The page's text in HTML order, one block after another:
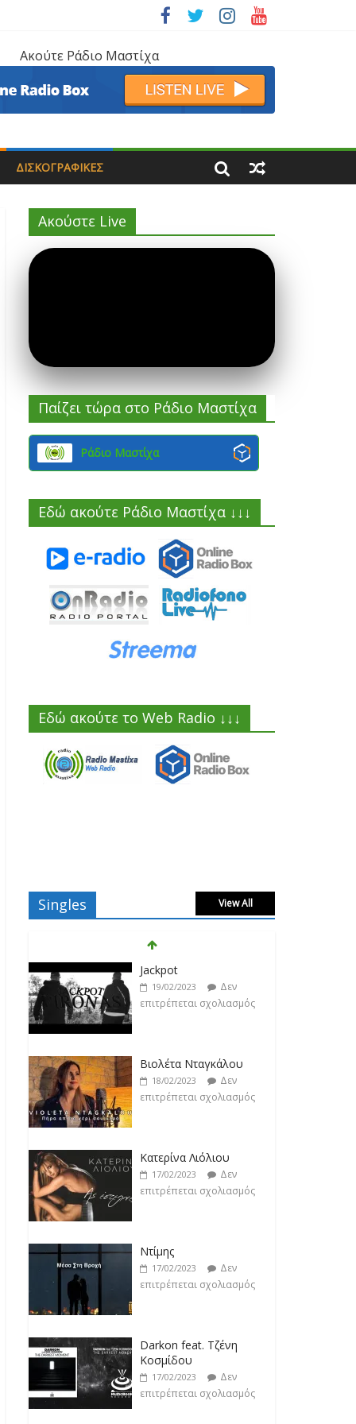
Ακούτε Ράδιο Μαστίχα
ΔΙΣΚΟΓΡΑΦΙΚΈΣ
Ακούστε Live
Παίζει τώρα στο Ράδιο Μαστίχα
Ράδιο Μαστίχα
Εδώ ακούτε Ράδιο Μαστίχα ↓↓↓
Εδώ ακούτε το Web Radio ↓↓↓
Singles View All
Δεν
Βιολέτα Νταγκάλου
18/02/2023
Δεν
Κατερίνα Λιόλιου
17/02/2023
Δεν
Ντίμης
17/02/2023
Δεν
Darkon feat. Τζένη
Κοσμίδου
Νεκτάριος Μαλλάς
17/02/2023
Δεν
επιτρέπεται σχολιασμός